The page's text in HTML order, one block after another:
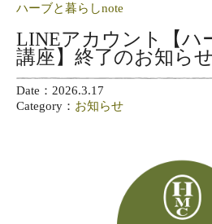
ハーブと暮らしnote
LINEアカウント【ハ
講座】終了のお知らせ
Date：2026.3.17
Category： お知らせ